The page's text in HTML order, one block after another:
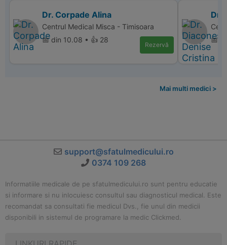
Dr. Corpade Alina
Centrul Medical Misca - Timisoara
📅 din 10.08 • 👍 28
Rezervă
Dr.
📅
Mai multi medici >
support@sfatulmedicului.ro
0374 109 268
Informatiile medicale de pe sfatulmedicului.ro sunt pentru educatie
si informare si nu inlocuiesc consultul sau diagnosticul medical. Este
recomandat sa consultati fie medicul Dvs., fie unul din medicii
disponibili in sistemul de programare la medic Clickmed.